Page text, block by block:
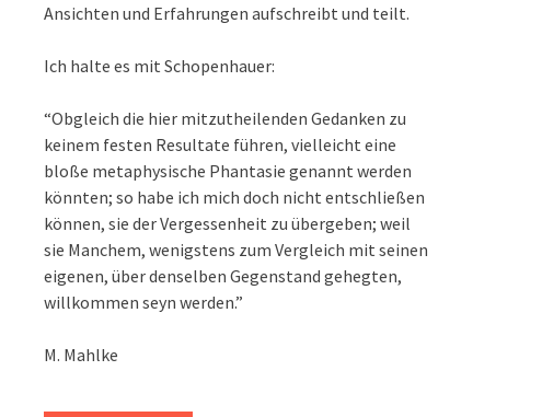
Ansichten und Erfahrungen aufschreibt und teilt.
Ich halte es mit Schopenhauer:
“Obgleich die hier mitzutheilenden Gedanken zu
keinem festen Resultate führen, vielleicht eine
bloße metaphysische Phantasie genannt werden
könnten; so habe ich mich doch nicht entschließen
können, sie der Vergessenheit zu übergeben; weil
sie Manchem, wenigstens zum Vergleich mit seinen
eigenen, über denselben Gegenstand gehegten,
willkommen seyn werden.”
M. Mahlke